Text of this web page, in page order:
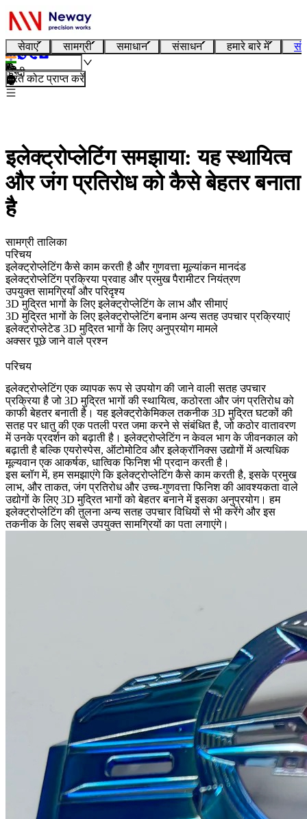
सेवाएं सामग्री समाधान संसाधन हमारे बारे में
हिन्दी
तुरंत कोट प्राप्त करें
इलेक्ट्रोप्लेटिंग समझाया: यह स्थायित्व
और जंग प्रतिरोध को कैसे बेहतर बनाता
है
सामग्री तालिका
परिचय
इलेक्ट्रोप्लेटिंग कैसे काम करती है और गुणवत्ता मूल्यांकन मानदंड
इलेक्ट्रोप्लेटिंग प्रक्रिया प्रवाह और प्रमुख पैरामीटर नियंत्रण
उपयुक्त सामग्रियाँ और परिदृश्य
3D मुद्रित भागों के लिए इलेक्ट्रोप्लेटिंग के लाभ और सीमाएं
3D मुद्रित भागों के लिए इलेक्ट्रोप्लेटिंग बनाम अन्य सतह उपचार प्रक्रियाएं
इलेक्ट्रोप्लेटेड 3D मुद्रित भागों के लिए अनुप्रयोग मामले
अक्सर पूछे जाने वाले प्रश्न
परिचय
इलेक्ट्रोप्लेटिंग एक व्यापक रूप से उपयोग की जाने वाली सतह उपचार
प्रक्रिया है जो 3D मुद्रित भागोंकी स्थायित्व, कठोरता और जंग प्रतिरोध को
काफी बेहतर बनाती है। यह इलेक्ट्रोकेमिकल तकनीक 3D मुद्रित घटकों की
सतह पर धातु की एक पतली परत जमा करने से संबंधित है, जो कठोर वातावरण
में उनके प्रदर्शन को बढ़ाती है। इलेक्ट्रोप्लेटिंग न केवल भाग के जीवनकाल को
बढ़ाती है बल्कि एयरोस्पेस, ऑटोमोटिव और इलेक्रॉनिक्स उद्योगों में अत्यधिक
मूल्यवान एक आकर्षक, धात्विक फिनिश भी प्रदान करती है।
इस ब्लॉग में, हम समझाएंगे कि इलेक्ट्रोप्लेटिंग कैसे काम करती है, इसके प्रमुख
लाभ, और ताकत, जंग प्रतिरोध और उच्च-गुणवत्ता फिनिश की आवश्यकता वाले
उद्योगों के लिए 3D मुद्रित भागों को बेहतर बनाने में इसका अनुप्रयोग। हम
इलेक्ट्रोप्लेटिंग की तुलना अन्य सतह उपचार विधियों से भी करेंगे और इस
तकनीक के लिए सबसे उपयुक्त सामग्रियों का पता लगाएंगे।